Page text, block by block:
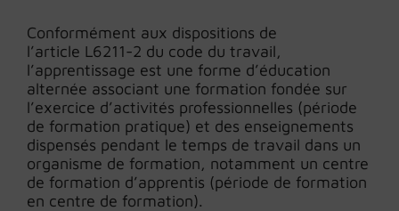
Conformément aux dispositions de
l’article L6211-2 du code du travail,
l’apprentissage est une forme d’éducation
alternée associant une formation fondée sur
l’exercice d’activités professionnelles (période
de formation pratique) et des enseignements
dispensés pendant le temps de travail dans un
organisme de formation, notamment un centre
de formation d’apprentis (période de formation
en centre de formation).